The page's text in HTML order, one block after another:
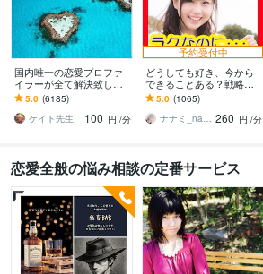
国内唯一の恋愛プロファ
イラーが全て解決致しま
す 恋愛・片想い・夫婦etc
どんな悩みでも解決でき
ます！
5.0 (6185)
ケイト先生
100 円 /分
予約受付中
どうしても好き、今から
できることある？戦略立
てます 可能性を上げる作
業をしましょう⭐️具体的な
次の一手を考えます
5.0 (1065)
ナナミ_nanami 260 円 /分
恋愛全般の悩み相談の定番サービス